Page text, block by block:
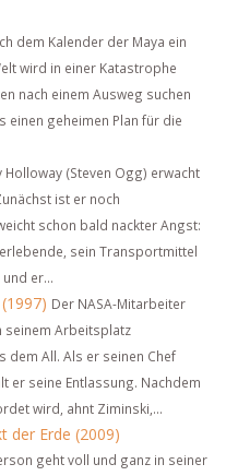
dem Kalender der Maya ein
wird in einer Katastrophe
nach einem Ausweg suchen
einen geheimen Plan für die
(Steven Ogg) erwacht
ist er noch
schon bald nackter Angst:
sein Transportmittel
er...
Der NASA-Mitarbeiter
seinem Arbeitsplatz
dem All. Als er seinen Chef
er seine Entlassung. Nachdem
wird, ahnt Ziminski,...
der Erde (2009)
geht voll und ganz in seiner